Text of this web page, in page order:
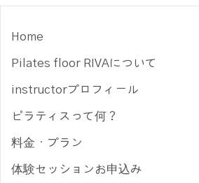
Home
Pilates floor RIVAについて
instructorプロフィール
ピラティスって何？
料金・プラン
体験セッションお申込み